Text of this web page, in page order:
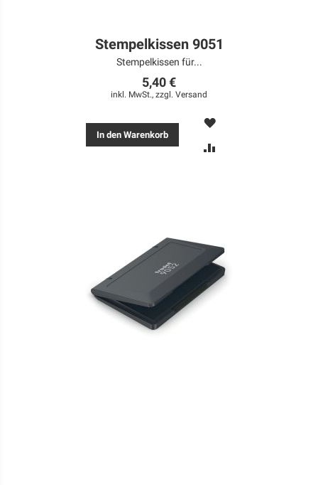
Stempelkissen 9051
Stempelkissen für...
5,40 €
inkl. MwSt., zzgl. Versand
In den Warenkorb
MERKEN